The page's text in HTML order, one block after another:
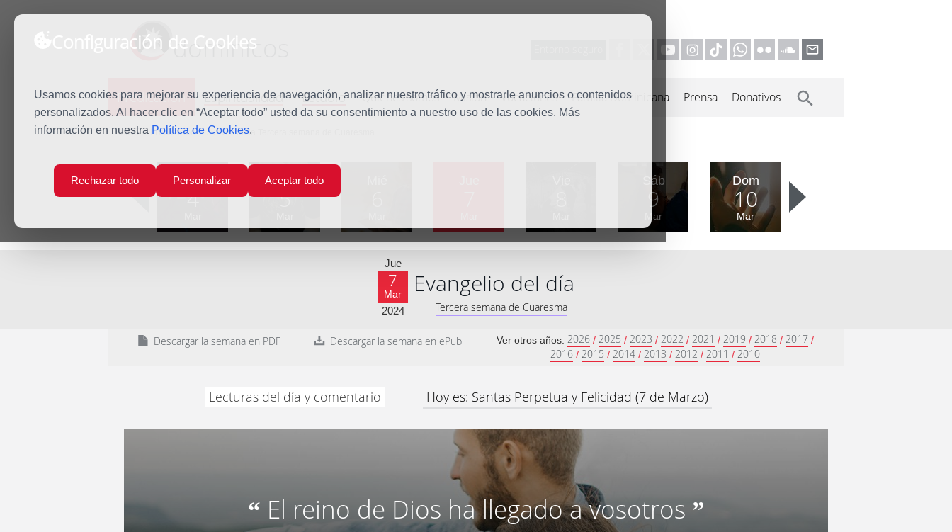
Configuración de Cookies
Usamos cookies para mejorar su experiencia de navegación, analizar nuestro tráfico y mostrarle anuncios o contenidos
personalizados. Al hacer clic en “Aceptar todo” usted da su consentimiento a nuestro uso de las cookies. Más
información en nuestra Política de Cookies.
Rechazar todo Personalizar Aceptar todo
dominicos
Predicación Espiritualidad Estudio Quiénes somos Misión Vocaciones Familia Dominicana Prensa Donativos
Inicio Predicación Jueves de la Tercera semana de Cuaresma
Lun
4
Mar
5
Sáb
9
Mar
Dom
10
Mar
Jue
7
Mar
2024
Evangelio del día
Tercera semana de Cuaresma
Descargar la semana en PDF Descargar la semana en ePub Ver otros años: 2026 / 2025 / 2023 / 2022 / 2021 / 2019 / 2018 / 2017 /
2016 / 2015 / 2014 / 2013 / 2012 / 2011 / 2010
Lecturas del día y comentario Hoy es: Santas Perpetua y Felicidad (7 de Marzo)
“ El reino de Dios ha llegado a vosotros ”